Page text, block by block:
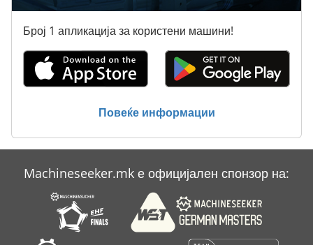
Ingersoll Bohle
Koch Bohrer
Okk
Volz
Поставување
Поставување Апарат
Број 1 апликација за користени машини!
Повеќе информации
Machineseeker.mk е официјален спонзор на: